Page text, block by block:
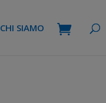
CHI SIAMO